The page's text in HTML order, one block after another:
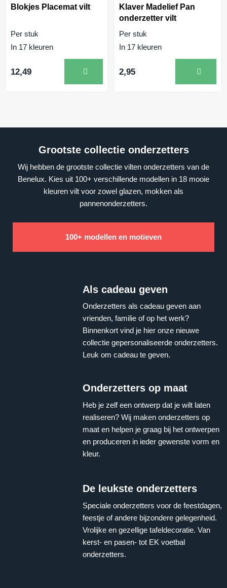
Blokjes Placemat vilt
Per stuk
In 17 kleuren
12,49
Klaver Madelief Pan
onderzetter vilt
Per stuk
In 17 kleuren
2,95
Grootste collectie onderzetters
Wij hebben de grootste collectie vilten onderzetters van de
Benelux. Kies uit 100+ verschillende modellen in 18 mooie
kleuren vilt voor zowel glazen, mokken als
pannenonderzetters.
100+ modellen en motieven
Als cadeau geven
Onderzetters als cadeau geven aan
vrienden, familie of op het werk?
Binnenkort vind je hier onze nieuwe
collectie gepersonaliseerde onderzetters.
Leuk om cadeau te geven.
Onderzetters op maat
Heb je zelf een ontwerp dat je wilt laten
realiseren? Wij maken onderzetters op
maat en helpen je graag bij het ontwerpen
en produceren in ieder gewenste vorm en
kleur.
De leukste onderzetters
Speciale onderzetters voor de feestdagen,
feestje of andere bijzondere gelegenheid.
Vrolijke en gezellige tafeldecoratie. Van
kerst- en pasen- tot EK voetbal
onderzetters.